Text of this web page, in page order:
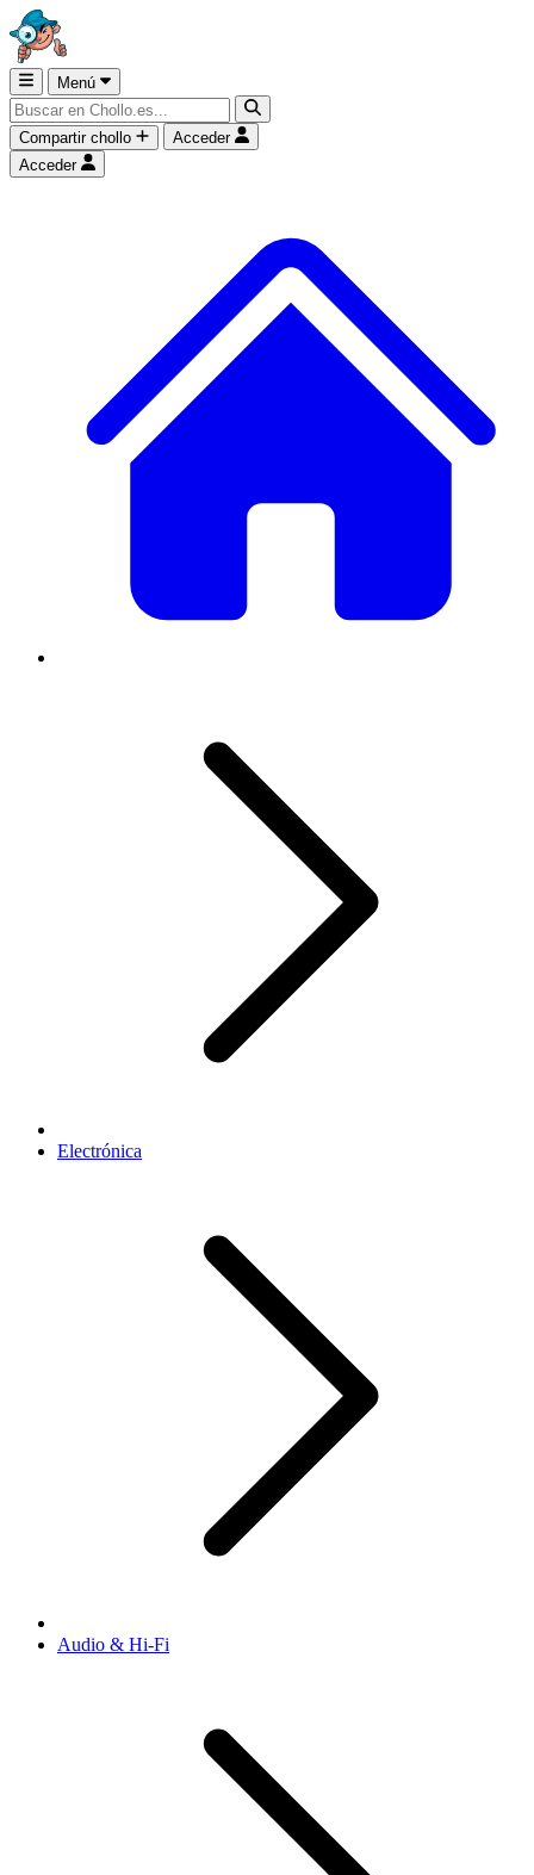
Menú
Compartir chollo
Acceder
Acceder
Electrónica
Audio & Hi-Fi